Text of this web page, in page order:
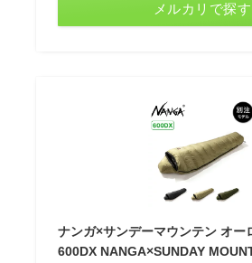
メルカリで探す
ナンガ×サンデーマウンテン オー
600DX NANGA×SUNDAY